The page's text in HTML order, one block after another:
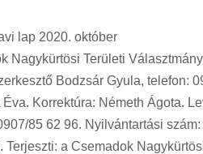
lap 2020. október
Nagykürtösi Területi
Bodzsár Gyula, telefon:
Korrektúra: Németh Ágota.
85 62 96. Nyilvántartási
a Csemadok